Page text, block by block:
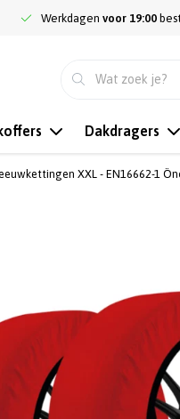
Werkdagen voor 19:00
Dakdragers
XXL - EN16662-1